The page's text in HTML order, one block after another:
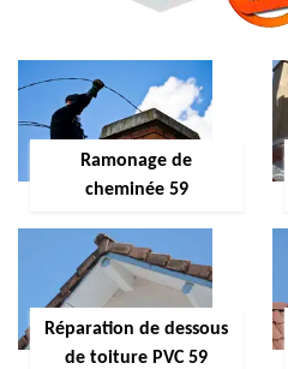
Ramonage de
cheminée 59
Réparation de dessous
de toiture PVC 59